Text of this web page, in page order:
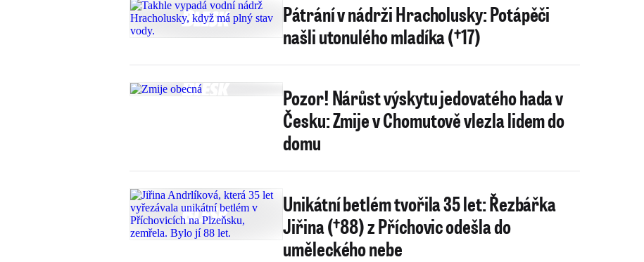
Pátrání v nádrži Hracholusky: Potápěči
našli utonulého mladíka (†17)
Pozor! Nárůst výskytu jedovatého hada v
Česku: Zmije v Chomutově vlezla lidem do
domu
Unikátní betlém tvořila 35 let: Řezbářka
Jiřina (†88) z Příchovic odešla do
uměleckého nebe